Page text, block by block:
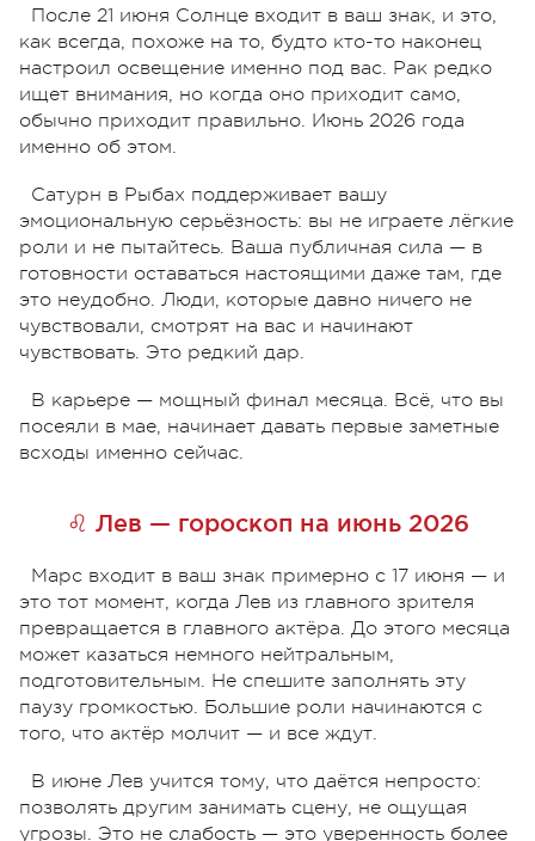
После 21 июня Солнце входит в ваш знак, и это,
как всегда, похоже на то, будто кто-то наконец
настроил освещение именно под вас. Рак редко
ищет внимания, но когда оно приходит само,
обычно приходит правильно. Июнь 2026 года
именно об этом.
Сатурн в Рыбах поддерживает вашу
эмоциональную серьёзность: вы не играете лёгкие
роли и не пытайтесь. Ваша публичная сила — в
готовности оставаться настоящими даже там, где
это неудобно. Люди, которые давно ничего не
чувствовали, смотрят на вас и начинают
чувствовать. Это редкий дар.
В карьере — мощный финал месяца. Всё, что вы
посеяли в мае, начинает давать первые заметные
всходы именно сейчас.
♌ Лев — гороскоп на июнь 2026
Марс входит в ваш знак примерно с 17 июня — и
это тот момент, когда Лев из главного зрителя
превращается в главного актёра. До этого месяца
может казаться немного нейтральным,
подготовительным. Не спешите заполнять эту
паузу громкостью. Большие роли начинаются с
того, что актёр молчит — и все ждут.
В июне Лев учится тому, что даётся непросто:
позволять другим занимать сцену, не ощущая
угрозы. Это не слабость — это уверенность более